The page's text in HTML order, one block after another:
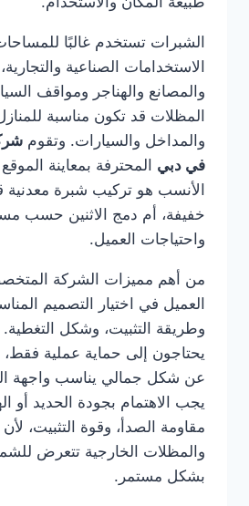
الشبرات تستخدم غالبًا
الاستخدامات الصناعية
والمصانع والهناجر ومواقف
المظلات قد تكون مناسبة
والمداخل والسيارات. وتقوم
في دبي المحترفة بمعاينة
الأنسب هو تركيب شبرة معدنية
خفيفة، أم دمج الاثنين حسب
واحتياجات العميل.
من أهم مميزات الشركة
العميل في اختيار التصميم
وطريقة التثبيت، وشكل التغطية.
يحتاجون إلى حماية عملية
عن شكل جمالي يناسب واجهة
يجب الاهتمام بجودة الحديد أو
مقاومة الصدأ، وقوة التثبيت،
والمظلات الخارجية تتعرض
بشكل مستمر.